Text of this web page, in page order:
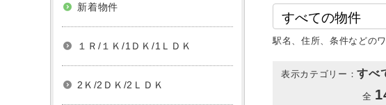
駅名、住所、条件などの
表示カテゴリー：すべ
全
新着物件
１Ｒ/１Ｋ/1ＤＫ/1ＬＤＫ
2Ｋ/2ＤＫ/2ＬＤＫ